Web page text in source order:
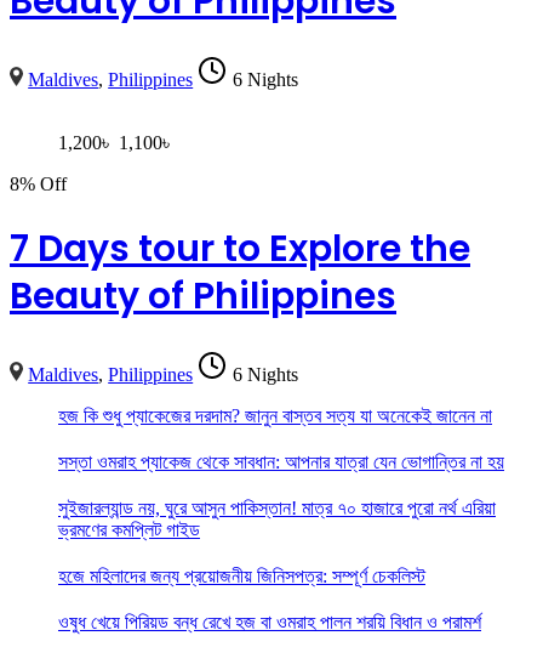
Maldives,Philippines 6 Nights
1,200৳ 1,100৳
8% Off
7 Days tour to Explore the
Beauty of Philippines
Maldives,Philippines
6 Nights
হজ কি শুধু প্যাকেজের দরদাম? জানুন বাস্তব সত্য যা অনেকেই জানেন না
সস্তা ওমরাহ প্যাকেজ থেকে সাবধান: আপনার যাত্রা যেন ভোগান্তির না হয়
সুইজারল্যান্ড নয়, ঘুরে আসুন পাকিস্তান! মাত্র ৭০ হাজারে পুরো নর্থ এরিয়া
ভ্রমণের কমপ্লিট গাইড
হজে মহিলাদের জন্য প্রয়োজনীয় জিনিসপত্র: সম্পূর্ণ চেকলিস্ট
ওষুধ খেয়ে পিরিয়ড বন্ধ রেখে হজ বা ওমরাহ পালন শরয়ি বিধান ও পরামর্শ